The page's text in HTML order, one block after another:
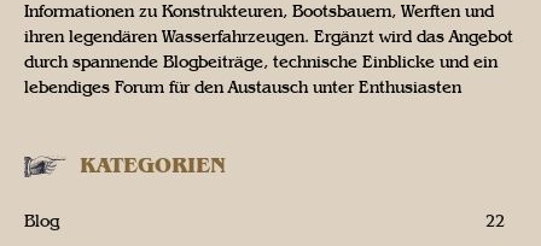
Informationen zu Konstrukteuren, Bootsbauern, Werften und
ihren legendären Wasserfahrzeugen. Ergänzt wird das Angebot
durch spannende Blogbeiträge, technische Einblicke und ein
lebendiges Forum für den Austausch unter Enthusiasten
KATEGORIEN
Blog
22